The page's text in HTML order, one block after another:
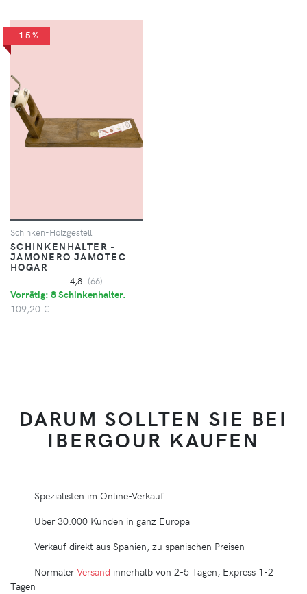
-15%
Schinken-Holzgestell
SCHINKENHALTER -
JAMONERO JAMOTEC
HOGAR
4,8 (66)
Vorrätig: 8 Schinkenhalter.
109,20 €
DARUM SOLLTEN SIE BEI
IBERGOUR KAUFEN
Spezialisten im Online-Verkauf
Über 30.000 Kunden in ganz Europa
Verkauf direkt aus Spanien, zu spanischen Preisen
NormalerVersand innerhalb von 2-5 Tagen, Express 1-2
Tagen